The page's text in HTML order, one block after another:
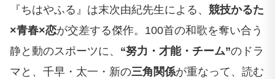
『ちはやふる』は末次由紀先生による、 競技かるた
×青春×恋が交差する傑作。100首の和歌を奪い合う
静と動のスポーツに、 “努力・才能・チーム”のドラ
マと、千早・太一・新の三角関係が重なって、読む